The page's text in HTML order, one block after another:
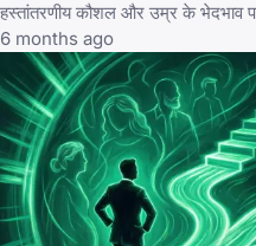
हस्तांतरणीय कौशल और उम्र के भेदभाव
6 months ago